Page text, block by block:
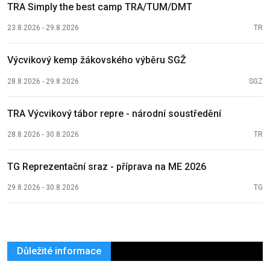
TRA Simply the best camp TRA/TUM/DMT
23.8.2026 - 29.8.2026 TR
Výcvikový kemp žákovského výběru SGŽ
28.8.2026 - 29.8.2026 SGZ
TRA Výcvikový tábor repre - národní soustředění
28.8.2026 - 30.8.2026 TR
TG Reprezentační sraz - příprava na ME 2026
29.8.2026 - 30.8.2026 TG
Důležité informace